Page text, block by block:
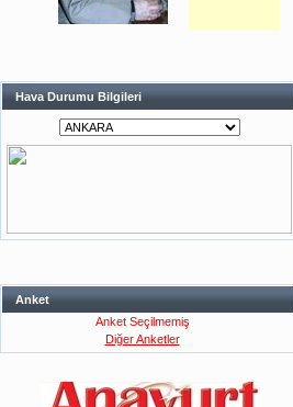
Hava Durumu Bilgileri
Anket
Anket Seçilmemiş
Diğer Anketler